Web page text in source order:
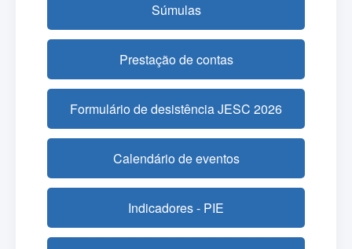
Súmulas
Prestação de contas
Formulário de desistência JESC 2026
Calendário de eventos
Indicadores - PIE